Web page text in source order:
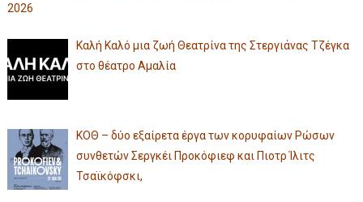
2026
Καλή Καλό μια ζωή Θεατρίνα της Στεργιάνας Τζέγκα
στο θέατρο Αμαλία
ΚΟΘ – δύο εξαίρετα έργα των κορυφαίων Ρώσων
συνθετών Σεργκέι Προκόφιεφ και Πιοτρ Ίλιτς
Τσαϊκόφσκι,